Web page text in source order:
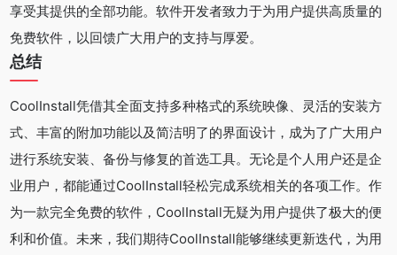
享受其提供的全部功能。软件开发者致力于为用户提供高质量的
免费软件，以回馈广大用户的支持与厚爱。
总结
CoolInstall凭借其全面支持多种格式的系统映像、灵活的安装方
式、丰富的附加功能以及简洁明了的界面设计，成为了广大用户
进行系统安装、备份与修复的首选工具。无论是个人用户还是企
业用户，都能通过CoolInstall轻松完成系统相关的各项工作。作
为一款完全免费的软件，CoolInstall无疑为用户提供了极大的便
利和价值。未来，我们期待CoolInstall能够继续更新迭代，为用